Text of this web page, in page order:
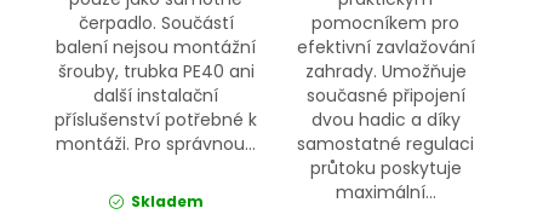
čerpadlo. Součástí
balení nejsou montážní
šrouby, trubka PE40 ani
další instalační
příslušenství potřebné k
montáži. Pro správnou...
Skladem
pomocníkem pro
efektivní zavlažování
zahrady. Umožňuje
současné připojení
dvou hadic a díky
samostatné regulaci
průtoku poskytuje
maximální...